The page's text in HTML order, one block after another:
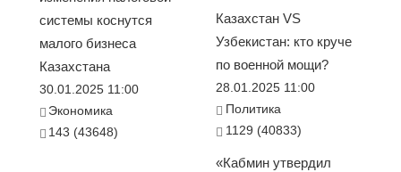
системы коснутся
малого бизнеса
Казахстана
30.01.2025 11:00
Экономика
143 (43648)
Казахстан VS
Узбекистан: кто круче
по военной мощи?
28.01.2025 11:00
Политика
1129 (40833)
«Кабмин утвердил